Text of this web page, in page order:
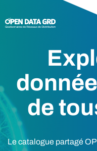
de
Le catalogue partagé